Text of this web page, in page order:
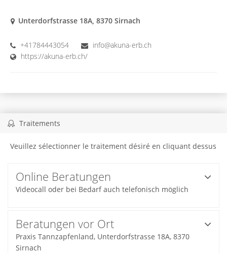
Unterdorfstrasse 18A, 8370 Sirnach
+41784443054
info@akuna-erb.ch
https://akuna-erb.ch/
Traitements
Veuillez sélectionner le traitement désiré en cliquant dessus
Online Beratungen
Videocall oder bei Bedarf auch telefonisch möglich
Beratungen vor Ort
Praxis Tannzapfenland, Unterdorfstrasse 18A, 8370
Sirnach